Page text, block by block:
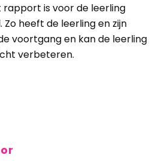
rapport is voor de leerling
heeft de leerling en zijn
voortgang en kan de leerling
verbeteren.